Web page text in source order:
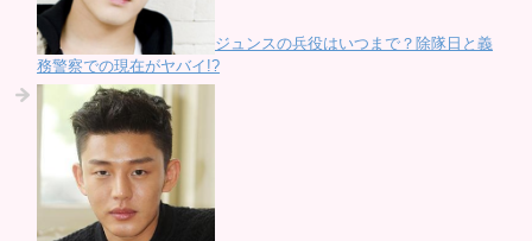
ジュンスの兵役はいつまで？除隊日と義
務警察での現在がヤバイ!?